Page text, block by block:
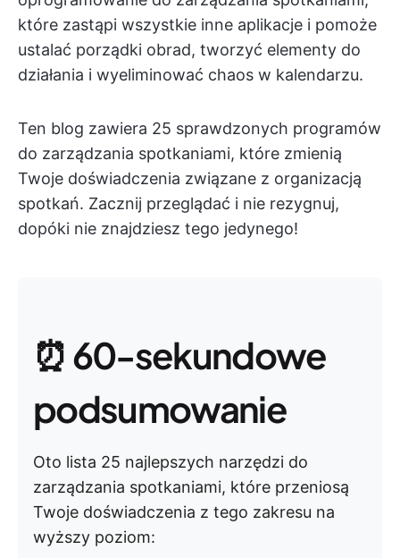
które zastąpi wszystkie inne aplikacje i pomoże
ustalać porządki obrad, tworzyć elementy do
działania i wyeliminować chaos w kalendarzu.
Ten blog zawiera 25 sprawdzonych programów
do zarządzania spotkaniami, które zmienią
Twoje doświadczenia związane z organizacją
spotkań. Zacznij przeglądać i nie rezygnuj,
dopóki nie znajdziesz tego jedynego!
⏰ 60-sekundowe
podsumowanie
Oto lista 25 najlepszych narzędzi do
zarządzania spotkaniami, które przeniosą
Twoje doświadczenia z tego zakresu na
wyższy poziom: